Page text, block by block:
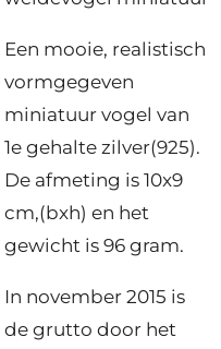
Een mooie, realistisch
vormgegeven
miniatuur vogel van
1e gehalte zilver(925).
De afmeting is 10x9
cm,(bxh) en het
gewicht is 96 gram.
In november 2015 is
de grutto door het